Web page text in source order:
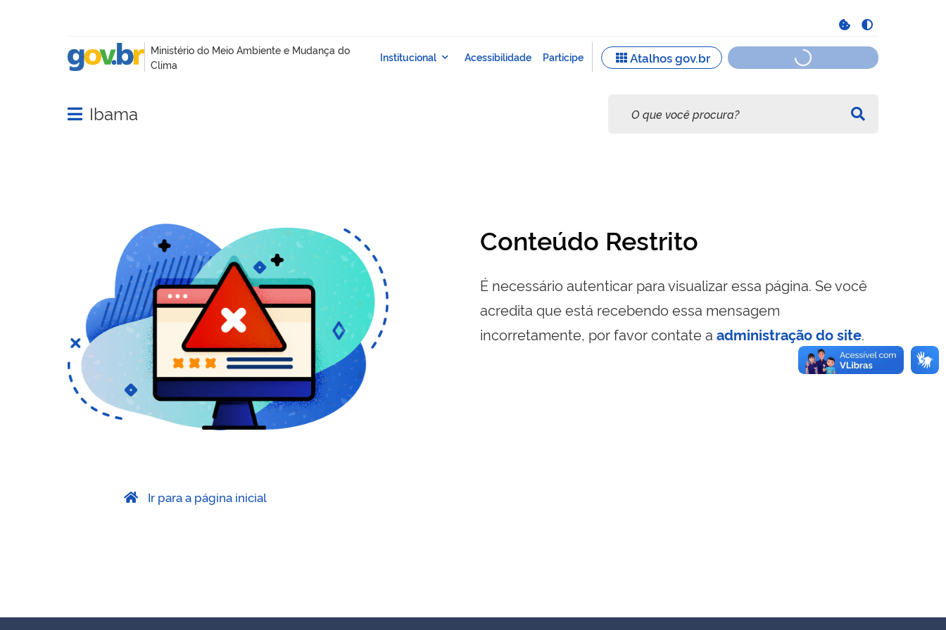
Abrir menu principal de navegação
Ibama
Conteúdo Restrito
É necessário autenticar para visualizar essa página. Se você
acredita que está recebendo essa mensagem
incorretamente, por favor contate a administração do site.
Ir para a página inicial